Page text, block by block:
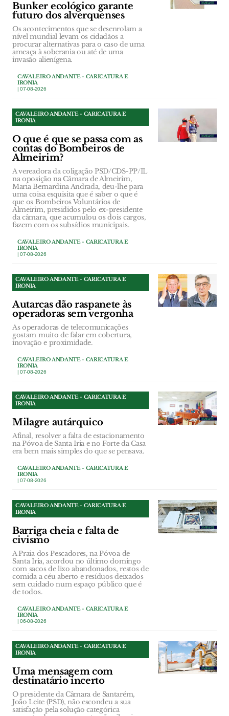
Bunker ecológico garante
futuro dos alverquenses
Os acontecimentos que se desenrolam a
nível mundial levam os cidadãos a
procurar alternativas para o caso de uma
ameaça à soberania ou até de uma
invasão alienígena.
CAVALEIRO ANDANTE - CARICATURA E
IRONIA
| 07-08-2026
CAVALEIRO ANDANTE - CARICATURA E
IRONIA
O que é que se passa com as
contas do Bombeiros de
Almeirim?
A vereadora da coligação PSD/CDS-PP/IL
na oposição na Câmara de Almeirim,
Maria Bernardina Andrada, deu-lhe para
uma coisa esquisita que é saber o que é
que os Bombeiros Voluntários de
Almeirim, presididos pelo ex-presidente
da câmara, que acumulou os dois cargos,
fazem com os subsídios municipais.
CAVALEIRO ANDANTE - CARICATURA E
IRONIA
| 07-08-2026
CAVALEIRO ANDANTE - CARICATURA E
IRONIA
Autarcas dão raspanete às
operadoras sem vergonha
As operadoras de telecomunicações
gostam muito de falar em cobertura,
inovação e proximidade.
CAVALEIRO ANDANTE - CARICATURA E
IRONIA
| 07-08-2026
CAVALEIRO ANDANTE - CARICATURA E
IRONIA
Milagre autárquico
Afinal, resolver a falta de estacionamento
na Póvoa de Santa Iria e no Forte da Casa
era bem mais simples do que se pensava.
CAVALEIRO ANDANTE - CARICATURA E
IRONIA
| 07-08-2026
CAVALEIRO ANDANTE - CARICATURA E
IRONIA
Barriga cheia e falta de
civismo
A Praia dos Pescadores, na Póvoa de
Santa Iria, acordou no último domingo
com sacos de lixo abandonados, restos de
comida a céu aberto e resíduos deixados
sem cuidado num espaço público que é
de todos.
CAVALEIRO ANDANTE - CARICATURA E
IRONIA
| 06-08-2026
CAVALEIRO ANDANTE - CARICATURA E
IRONIA
Uma mensagem com
destinatário incerto
O presidente da Câmara de Santarém,
João Leite (PSD), não escondeu a sua
satisfação pela solução categórica